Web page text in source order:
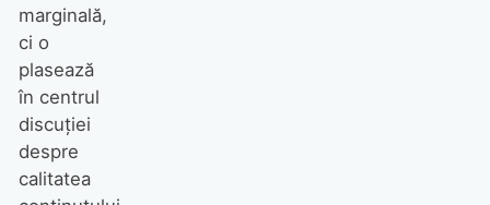
marginală,
ci o
plasează
în centrul
discuției
despre
calitatea